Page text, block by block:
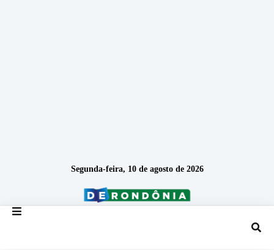
Segunda-feira, 10 de agosto de 2026